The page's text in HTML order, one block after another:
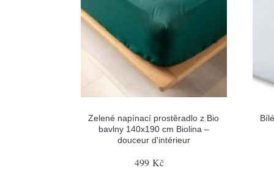
Zelené napínací prostěradlo z Bio
bavlny 140x190 cm Biolina –
douceur d'intérieur
499 Kč